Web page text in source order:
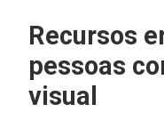
Recursos
pessoas
visual